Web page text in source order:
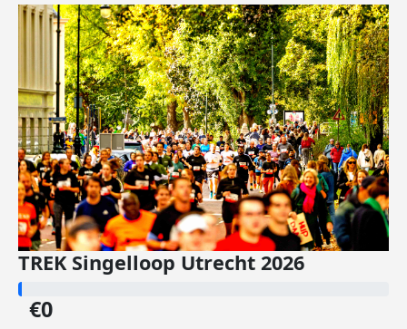
TREK Singelloop Utrecht 2026
€0